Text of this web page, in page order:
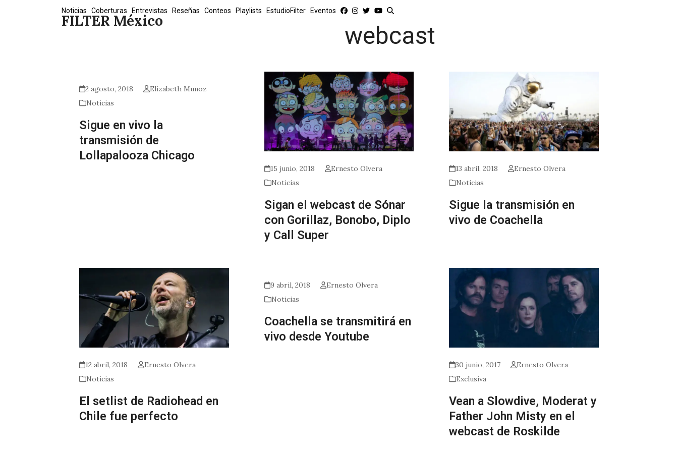
FILTER México
Noticias Coberturas Entrevistas Reseñas Conteos Playlists EstudioFilter Eventos
webcast
2 agosto, 2018
Elizabeth Munoz
Noticias
Sigue en vivo la
transmisión de
Lollapalooza Chicago
15 junio, 2018
Ernesto Olvera
Noticias
Sigan el webcast de Sónar
con Gorillaz, Bonobo, Diplo
y Call Super
13 abril, 2018
Ernesto Olvera
Noticias
Sigue la transmisión en
vivo de Coachella
12 abril, 2018
Ernesto Olvera
Noticias
El setlist de Radiohead en
Chile fue perfecto
9 abril, 2018
Ernesto Olvera
Noticias
Coachella se transmitirá en
vivo desde Youtube
30 junio, 2017
Ernesto Olvera
Exclusiva
Vean a Slowdive, Moderat y
Father John Misty en el
webcast de Roskilde